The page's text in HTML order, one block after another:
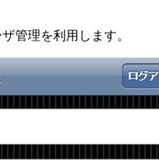
管理を利用します。